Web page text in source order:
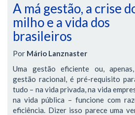
A má gestão, a crise
milho e a vida dos
brasileiros
Por Mário Lanznaster
Uma gestão eficiente ou,
gestão racional, é pré-requisito
tudo – na vida privada, na vida
na vida pública – funcione com
eficiência. Dizer isso parece uma